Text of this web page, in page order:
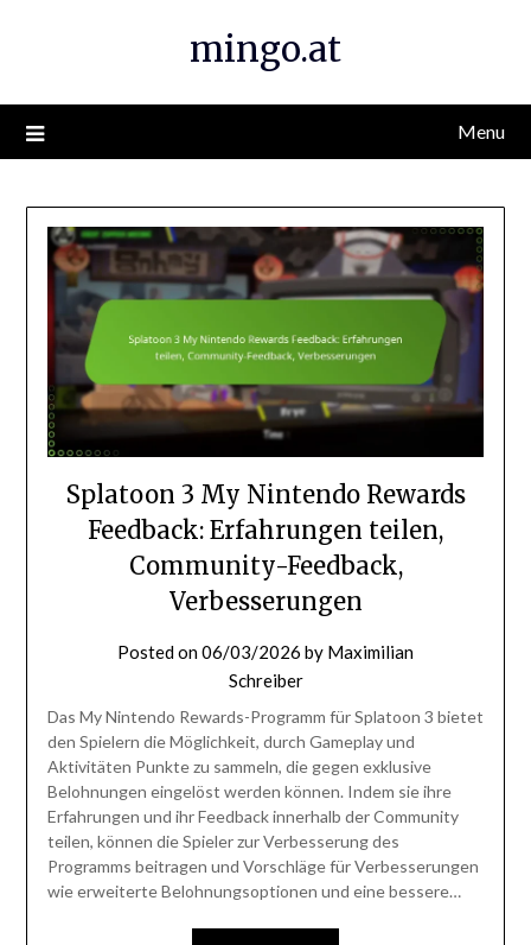
mingo.at
Menu
Splatoon 3 My Nintendo Rewards
Feedback: Erfahrungen teilen,
Community-Feedback,
Verbesserungen
Posted on06/03/2026 by Maximilian
Schreiber
Das My Nintendo Rewards-Programm für Splatoon 3 bietet
den Spielern die Möglichkeit, durch Gameplay und
Aktivitäten Punkte zu sammeln, die gegen exklusive
Belohnungen eingelöst werden können. Indem sie ihre
Erfahrungen und ihr Feedback innerhalb der Community
teilen, können die Spieler zur Verbesserung des
Programms beitragen und Vorschläge für Verbesserungen
wie erweiterte Belohnungsoptionen und eine bessere…